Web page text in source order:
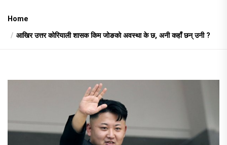
Home
आखिर उत्तर कोरियाली शासक किम जोङको अवस्था के छ, अनी कहाँ छन् उनी ?